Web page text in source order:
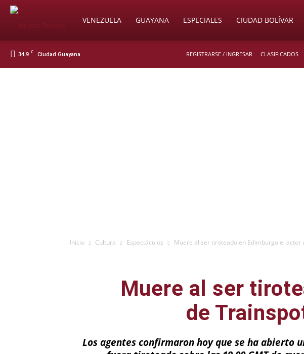
SoyVENEZUELA GUAYANA ESPECIALES CIUDAD BOLÍVAR
34.9 C Ciudad Guayana REGISTRARSE / INGRESAR CLASIFICADOS
Inicio Cultura Espectáculos Muere al ser tiroteado en Edimburgo el actor
Muere al ser
de
Los agentes confirmaron hoy que se ha abierto